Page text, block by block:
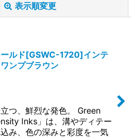
表示順変更
む
ールド[GSWC-1720]インテ
ンプブラウン
つ、鮮烈な発色。 Green
Inks」は、溝やディテー
み、色の深みと彩度を一気